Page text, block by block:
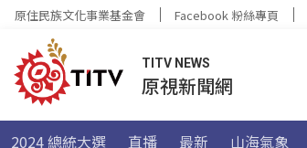
原住民族文化事業基金會 Facebook 粉絲專頁
TITV NEWS
原視新聞網
2024 總統大選 直播 最新 山海氣象